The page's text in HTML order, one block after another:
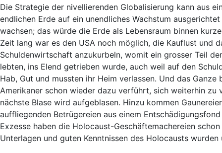
Die Strategie der nivellierenden Globalisierung kann aus
endlichen Erde auf ein unendliches Wachstum
wachsen; das würde die Erde als Lebensraum binnen
Zeit lang war es den USA noch möglich, die Kauflust
Schuldenwirtschaft anzukurbeln, womit ein grosser Teil
lebten, ins Elend getrieben wurde, auch weil auf den
Hab, Gut und mussten ihr Heim verlassen. Und das
Amerikaner schon wieder dazu verführt, sich weiterhin
nächste Blase wird aufgeblasen. Hinzu kommen
auffliegenden Betrügereien aus einem
Exzesse haben die Holocaust-Geschäftemachereien
Unterlagen und guten Kenntnissen des Holocausts